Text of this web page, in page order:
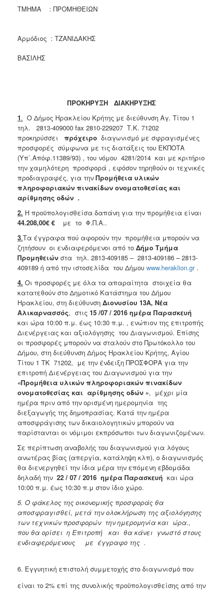
2015
ΠΟΛΙΤΙΣΜΟΣ
ΑΝΘΕΚΤΙΚΗ
ΠΟΛΗ
ΤΜΗΜΑ : ΠΡΟΜΗΘΕΙΩΝ
Αρμόδιος : ΤΖΑΝΙΔΑΚΗΣ
ΒΑΣΙΛΗΣ
ΠΡΟΚΗΡΥΞΗ ΔΙΑΚΗΡΥΞΗΣ
1. Ο Δήμος Ηρακλείου Κρήτης με διεύθυνση Αγ. Τίτου 1
τηλ. 2813-409000 fax 2810-229207 Τ.Κ. 71202
προκηρύσσει πρόχειρο διαγωνισμό με σφραγισμένες
προσφορές σύμφωνα με τις διατάξεις του ΕΚΠΟΤΑ
(Υπ΄.Απόφ.11389/93) , του νόμου 4281/2014 και με κριτήριο
την χαμηλότερη προσφορά , εφόσον τηρηθούν οι τεχνικές
προδιαγραφές, για την Προμήθεια υλικών
πληροφοριακών πινακίδων ονοματοθεσίας και
αρίθμησης οδών .
2. Η προϋπολογισθείσα δαπάνη για την προμήθεια είναι
44.208,00€ €
με το Φ.Π.Α..
3.Τα έγγραφα πού αφορούν την προμήθεια μπορούν να
ζητήσουν οι ενδιαφερόμενοι από το Δήμο Τμήμα
Προμηθειών στα τηλ. 2813-409185 – 2813-409186 – 2813-
409189 ή από την ιστοσελίδα του Δήμου www.heraklion.gr.
4. Οι προσφορές με όλα τα απαραίτητα στοιχεία θα
κατατεθούν στο Δημοτικό Κατάστημα του Δήμου
Ηρακλείου, στη διεύθυνση Διονυσίου 13Α, Νέα
Αλικαρνασσός, στις 15 /07 / 2016 ημέρα Παρασκευή
και ώρα 10:00 π.μ. έως 10:30 π.μ. , ενώπιον της επιτροπής
Διενέργειας και αξιολόγησης του Διαγωνισμού. Επίσης
οι προσφορές μπορούν να σταλούν στο Πρωτόκολλο του
Δήμου, στη διεύθυνση Δήμος Ηρακλείου Κρήτης, Αγίου
Τίτου 1 ΤΚ 71202, με την ένδειξη ΠΡΟΣΦΟΡΑ για την
επιτροπή Διενέργειας του Διαγωνισμού για την
«Προμήθεια υλικών πληροφοριακών πινακίδων
ονοματοθεσίας και αρίθμησης οδών », μέχρι μία
ημέρα πριν από την ορισμένη ημερομηνία της
διεξαγωγής της δημοπρασίας. Κατά την ημέρα
αποσφράγισης των δικαιολογητικών μπορούν να
παρίστανται οι νόμιμοι εκπρόσωποι των διαγωνιζομένων.
Σε περίπτωση αναβολής του διαγωνισμού για λόγους
ανωτέρας βίας (απεργία, κατάληψη κλπ), ο διαγωνισμός
θα διενεργηθεί την ίδια μέρα την επόμενη εβδομάδα
δηλαδή την 22 / 07 / 2016 ημέρα Παρασκευή και ώρα
10:00 π.μ. έως 10:30 π.μ στον ίδιο χώρο.
5. Ο φάκελος της οικονομικής προσφοράς θα
αποσφραγισθεί, μετά την ολοκλήρωση της αξιολόγησης
των τεχνικών προσφορών την ημερομηνία και ώρα.,
που θα ορίσει η Επιτροπή και θα κάνει γνωστό στους
ενδιαφερόμενους με έγγραφο της .
6. Εγγυητική επιστολή συμμετοχής στο διαγωνισμό που
είναι το 2% επί της συνολικής προϋπολογισθείσης από την